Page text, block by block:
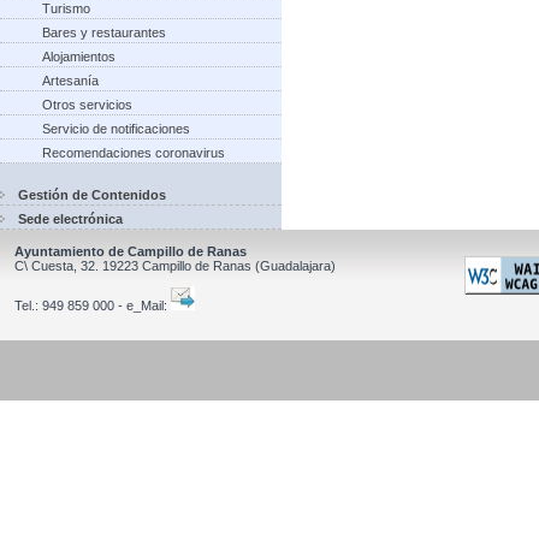
Turismo
Bares y restaurantes
Alojamientos
Artesanía
Otros servicios
Servicio de notificaciones
Recomendaciones coronavirus
Gestión de Contenidos
Sede electrónica
Ayuntamiento de Campillo de Ranas
C\ Cuesta, 32. 19223 Campillo de Ranas (Guadalajara)
Tel.: 949 859 000 - e_Mail: